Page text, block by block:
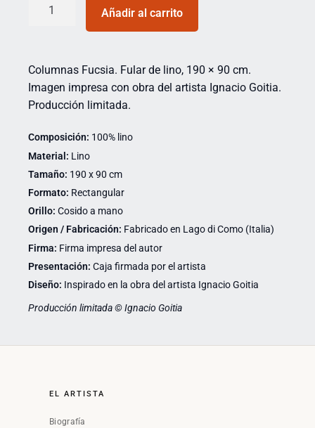
Añadir al carrito
Columnas Fucsia. Fular de lino, 190 × 90 cm.
Imagen impresa con obra del artista Ignacio Goitia.
Producción limitada.
Composición: 100% lino
Material: Lino
Tamaño: 190 x 90 cm
Formato: Rectangular
Orillo: Cosido a mano
Origen / Fabricación: Fabricado en Lago di Como (Italia)
Firma: Firma impresa del autor
Presentación: Caja firmada por el artista
Diseño: Inspirado en la obra del artista Ignacio Goitia
Producción limitada © Ignacio Goitia
EL ARTISTA
Biografía